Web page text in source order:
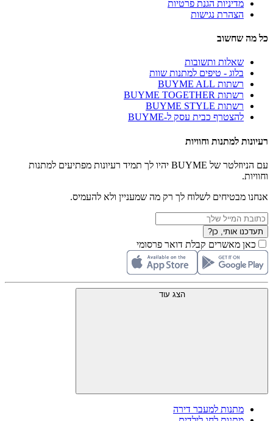
מדיניות הגנת פרטיות
הצהרת נגישות
כל מה שחשוב
שאלות ותשובות
בלוג - טיפים למתנות שוות
רשתות BUYME ALL
רשתות BUYME TOGETHER
רשתות BUYME STYLE
להצטרף כבית עסק ל-BUYME
רעיונות למתנות וחוויות
עם הניוזלטר של BUYME יהיו לך תמיד רעיונות מפתיעים למתנות
וחוויות.
אנחנו מבטיחים לשלוח לך רק מה שמעניין ולא להעמיס.
תעדכנו אותי, כן?
כאן מאשרים קבלת דואר פרסומי
הצג עוד
מתנות למעבר דירה